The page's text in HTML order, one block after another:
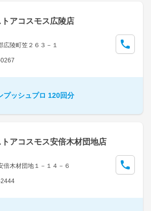
トアコスモス広陵店
広陵町笠２６３－１
プッシュプロ 120回分
トアコスモス安倍木材団地店
倍木材団地１－１４－６